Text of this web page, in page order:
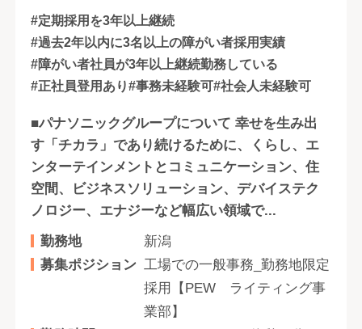
#定期採用を3年以上継続
#過去2年以内に3名以上の障がい者採用実績
#障がい者社員が3年以上継続勤務している
#正社員登用あり#事務未経験可#社会人未経験可
■パナソニックグループについて 幸せを生み出
す「チカラ」であり続けるために、くらし、エ
ンターテインメントとコミュニケーション、住
空間、ビジネスソリューション、デバイステク
ノロジー、エナジーなど幅広い領域で...
勤務地
新潟
募集ポジション 工場での一般事務_勤務地限定
採用【PEW ライティング事
業部】